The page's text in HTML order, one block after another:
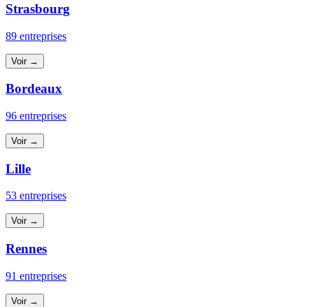
Strasbourg
89 entreprises
Voir →
Bordeaux
96 entreprises
Voir →
Lille
53 entreprises
Voir →
Rennes
91 entreprises
Voir →